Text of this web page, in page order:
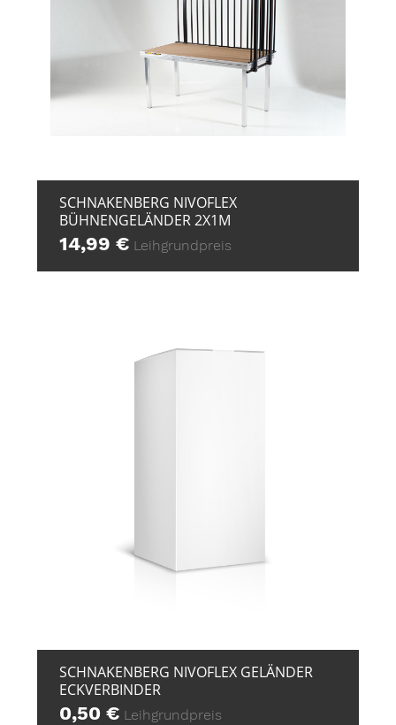
SCHNAKENBERG NIVOFLEX
BÜHNENGELÄNDER 2X1M
14,99€ Leihgrundpreis
SCHNAKENBERG NIVOFLEX GELÄNDER
ECKVERBINDER
0,50€ Leihgrundpreis